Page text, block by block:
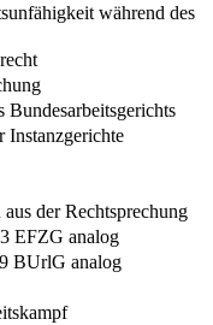
während des
Bundesarbeitsgerichts
Instanzgerichte
der Rechtsprechung
EFZG analog
BUrlG analog